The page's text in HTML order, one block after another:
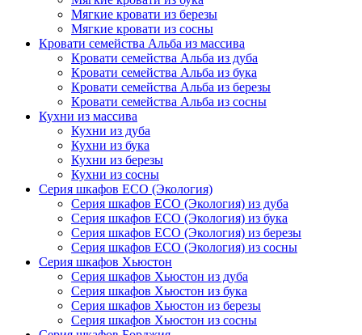
Мягкие кровати из березы
Мягкие кровати из сосны
Кровати семейства Альба из массива
Кровати семейства Альба из дуба
Кровати семейства Альба из бука
Кровати семейства Альба из березы
Кровати семейства Альба из сосны
Кухни из массива
Кухни из дуба
Кухни из бука
Кухни из березы
Кухни из сосны
Серия шкафов ECO (Экология)
Серия шкафов ECO (Экология) из дуба
Серия шкафов ECO (Экология) из бука
Серия шкафов ECO (Экология) из березы
Серия шкафов ECO (Экология) из сосны
Серия шкафов Хьюстон
Серия шкафов Хьюстон из дуба
Серия шкафов Хьюстон из бука
Серия шкафов Хьюстон из березы
Серия шкафов Хьюстон из сосны